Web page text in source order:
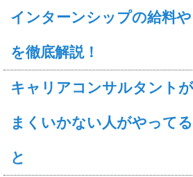
インターンシップの給料
を徹底解説！
キャリアコンサルタント
まくいかない人がやって
と